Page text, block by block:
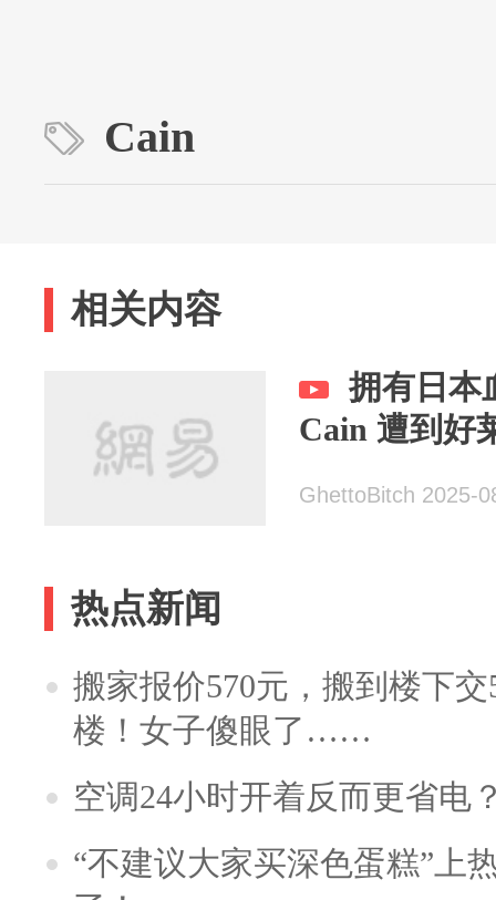
Cain
相关内容
拥有日本
Cain 遭到好
GhettoBitch 2025-
热点新闻
搬家报价570元，搬到楼下
楼！女子傻眼了……
空调24小时开着反而更省电
“不建议大家买深色蛋糕”上